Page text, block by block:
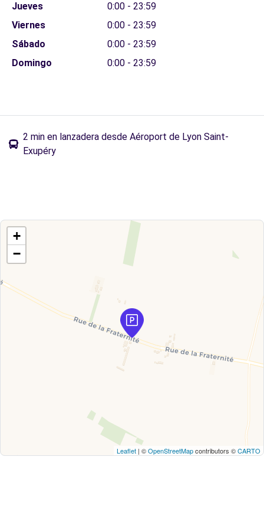
Jueves
0:00 - 23:59
Viernes
0:00 - 23:59
Sábado
0:00 - 23:59
Domingo
0:00 - 23:59
2 min en lanzadera desde Aéroport de Lyon Saint-
Exupéry
+
−
Leaflet | ©OpenStreetMapcontributors ©CARTO